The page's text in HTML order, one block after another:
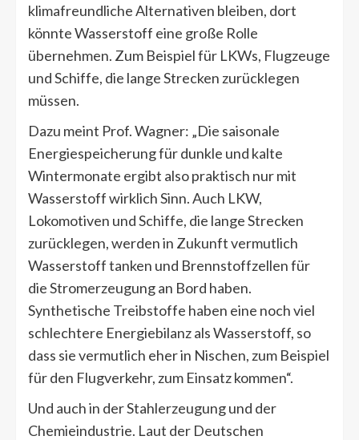
klimafreundliche Alternativen bleiben, dort
könnte Wasserstoff eine große Rolle
übernehmen. Zum Beispiel für LKWs, Flugzeuge
und Schiffe, die lange Strecken zurücklegen
müssen.
Dazu meint Prof. Wagner: „Die saisonale
Energiespeicherung für dunkle und kalte
Wintermonate ergibt also praktisch nur mit
Wasserstoff wirklich Sinn. Auch LKW,
Lokomotiven und Schiffe, die lange Strecken
zurücklegen, werden in Zukunft vermutlich
Wasserstoff tanken und Brennstoffzellen für
die Stromerzeugung an Bord haben.
Synthetische Treibstoffe haben eine noch viel
schlechtere Energiebilanz als Wasserstoff, so
dass sie vermutlich eher in Nischen, zum Beispiel
für den Flugverkehr, zum Einsatz kommen“.
Und auch in der Stahlerzeugung und der
Chemieindustrie. Laut der Deutschen